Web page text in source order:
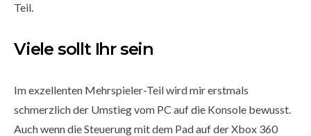
Teil.
Viele sollt Ihr sein
Im exzellenten Mehrspieler-Teil wird mir erstmals
schmerzlich der Umstieg vom PC auf die Konsole bewusst.
Auch wenn die Steuerung mit dem Pad auf der Xbox 360